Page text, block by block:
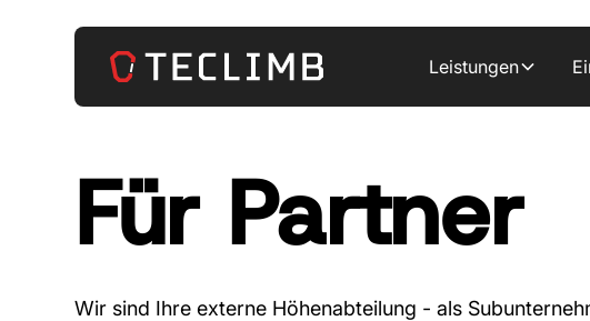
Leistungen
Für Partner
Wir sind Ihre externe Höhenabteilung - als